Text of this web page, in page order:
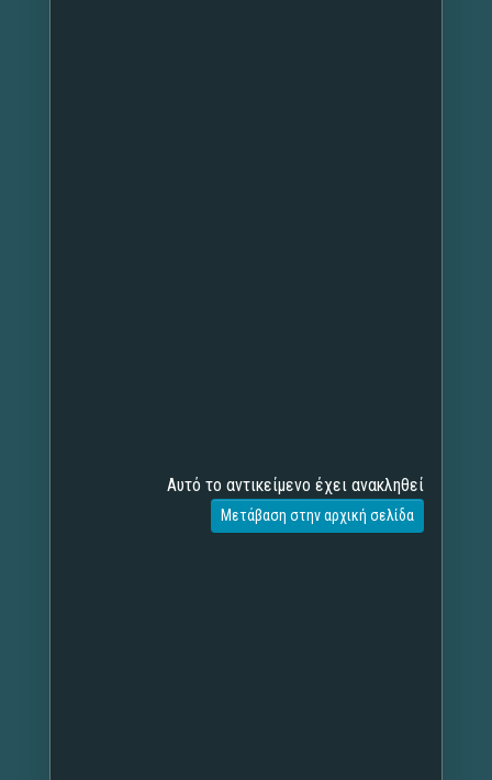
Αυτό το αντικείμενο έχει ανακληθεί
Μετάβαση στην αρχική σελίδα